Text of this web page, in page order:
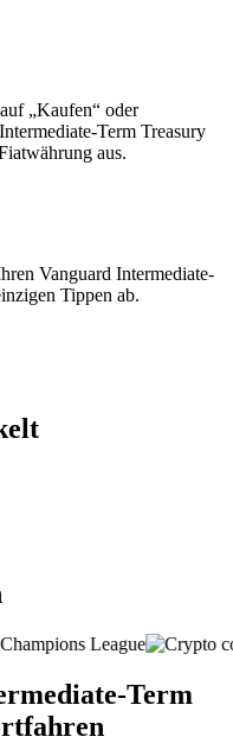
„Kaufen“ oder
Term Treasury
aus.
Vanguard Intermediate-
Tippen ab.
Term